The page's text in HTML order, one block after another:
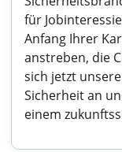
für
Anfang Ihrer
anstreben, die
sich jetzt
Sicherheit an
einem